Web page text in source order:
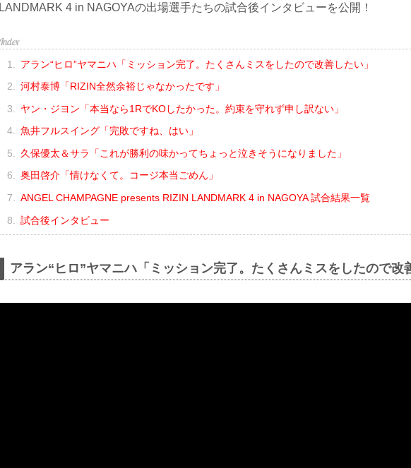
LANDMARK 4 in NAGOYAの出場選手たちの試合後インタビューを公開！
アラン“ヒロ”ヤマニハ「ミッション完了。たくさんミスをしたので改善したい」
河村泰博「RIZIN全然余裕じゃなかったです」
ヤン・ジヨン「本当なら1RでKOしたかった。約束を守れず申し訳ない」
魚井フルスイング「完敗ですね、はい」
久保優太＆サラ「これが勝利の味かってちょっと泣きそうになりました」
奥田啓介「情けなくて。コージ本当ごめん」
ANGEL CHAMPAGNE presents RIZIN LANDMARK 4 in NAGOYA 試合結果一覧
試合後インタビュー
アラン“ヒロ”ヤマニハ「ミッション完了。たくさんミスをしたので改